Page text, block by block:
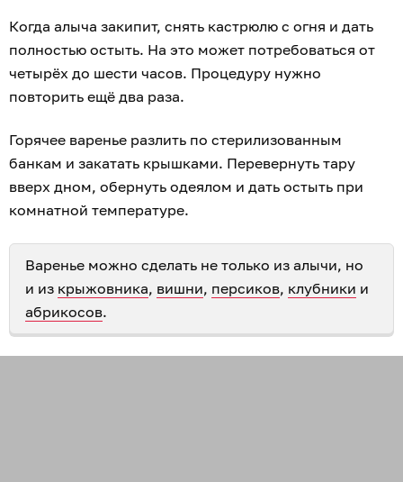
Когда алыча закипит, снять кастрюлю с огня и дать
полностью остыть. На это может потребоваться от
четырёх до шести часов. Процедуру нужно
повторить ещё два раза.
Горячее варенье разлить по стерилизованным
банкам и закатать крышками. Перевернуть тару
вверх дном, обернуть одеялом и дать остыть при
комнатной температуре.
Варенье можно сделать не только из алычи, но
и из крыжовника, вишни, персиков, клубники и
абрикосов.